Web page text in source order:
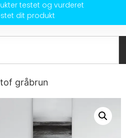
testet og vurderet
dit produkt
gråbrun